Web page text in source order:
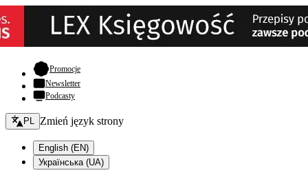
Promocje- otwiera się w nowej karcie
Newsletter
Podcasty
Zmień język - bieżący:
PL Zmień język strony
English (EN)
Українська (UA)